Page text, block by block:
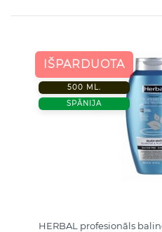
IŠPARDUOTA
500 ML.
SPĀNIJA
HERBAL profesionāls